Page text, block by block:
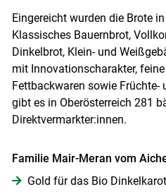
Eingereicht wurden die Brote
Klassisches Bauernbrot,
Dinkelbrot, Klein- und
mit Innovationscharakter,
Fettbackwaren sowie
gibt es in Oberösterreich 281
Direktvermarkter:innen.
Familie Mair-Meran vom
Gold für das Bio